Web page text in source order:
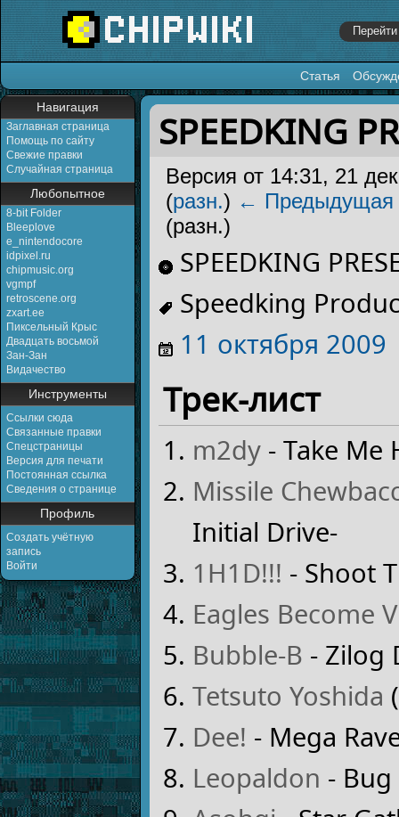
Статья
Навигация
Заглавная страница
Помощь по сайту
Свежие правки
Случайная страница
Любопытное
8-bit Folder
Bleeplove
e_nintendocore
idpixel.ru
chipmusic.org
vgmpf
retroscene.org
zxart.ee
Пиксельный Крыс
Двадцать восьмой
Зан-Зан
Видачество
Инструменты
Ссылки сюда
Связанные правки
Спецстраницы
Версия для печати
Постоянная ссылка
Сведения о странице
Профиль
Создать учётную
запись
Войти
Перейти к:навигация,поиск
SPEEDKING
Версия от 14:31, 21
(разн.) ← Предыдущая
(разн.)
SPEEDKING
Speedking
11 октября 2009
Трек-лист
m2dy - Take Me
Missile
Initial Drive-
1H1D!!! - Shoot
Eagles Become
Bubble-B - Zilog
Tetsuto Yoshida
Dee! - Mega
Leopaldon -